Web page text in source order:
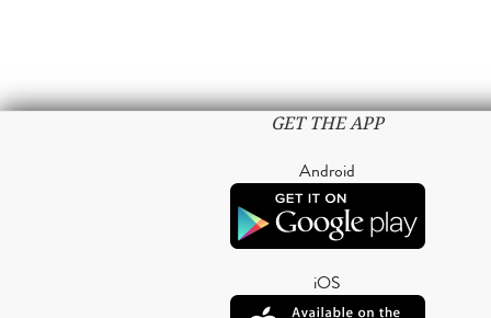
GET THE APP
Android
iOS